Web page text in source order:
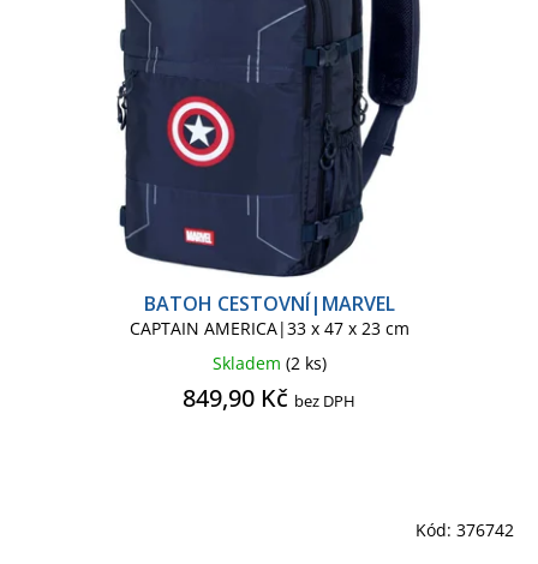
BATOH CESTOVNÍ|MARVEL
CAPTAIN AMERICA|33 x 47 x 23 cm
Skladem (2 ks)
849,90 Kč bez DPH
Kód: 376742